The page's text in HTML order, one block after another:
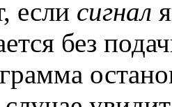
если сигнал
без